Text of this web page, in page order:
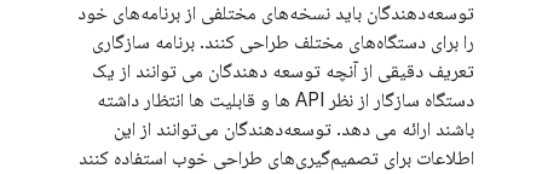
توسعه‌دهندگان باید نسخه‌های مختلفی از برنامه‌های خود
را برای دستگاه‌های مختلف طراحی کنند. برنامه سازگاری
تعریف دقیقی از آنچه توسعه دهندگان می توانند از یک
دستگاه سازگار از نظر API ها و قابلیت ها انتظار داشته
باشند ارائه می دهد. توسعه‌دهندگان می‌توانند از این
اطلاعات برای تصمیم‌گیری‌های طراحی خوب استفاده کنند